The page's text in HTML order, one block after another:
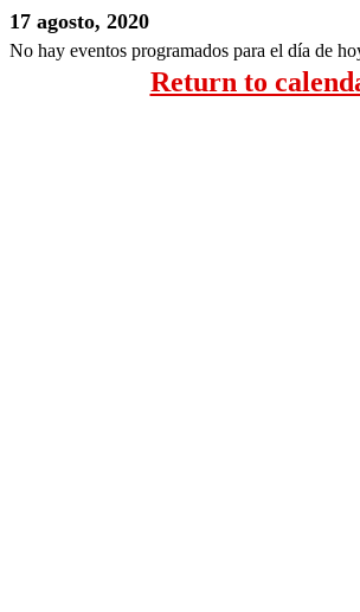
17 agosto, 2020
No hay eventos programados para el día de
Return to